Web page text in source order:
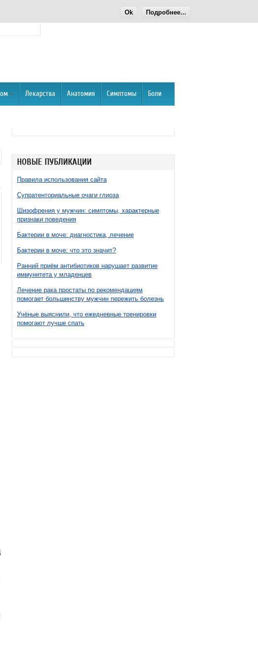
Ok Подробнее...
Лекарства Анатомия Симптомы Боли
НОВЫЕ ПУБЛИКАЦИИ
Правила использования сайта
Супратенториальные очаги глиоза
Шизофрения у мужчин: симптомы, характерные
признаки поведения
Бактерии в моче: диагностика, лечение
Бактерии в моче: что это значит?
Ранний приём антибиотиков нарушает развитие
иммунитета у младенцев
Лечение рака простаты по рекомендациям
помогает большинству мужчин пережить болезнь
Учёные выяснили, что ежедневные тренировки
помогают лучше спать